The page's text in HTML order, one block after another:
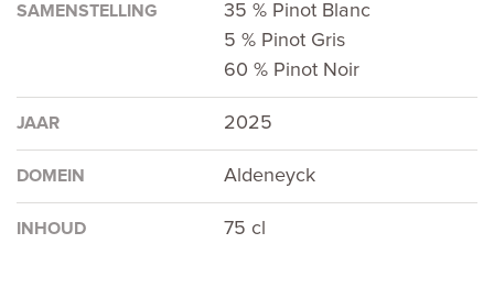
SAMENSTELLING
35 % Pinot Blanc
5 % Pinot Gris
60 % Pinot Noir
JAAR 2025
DOMEIN Aldeneyck
INHOUD 75 cl